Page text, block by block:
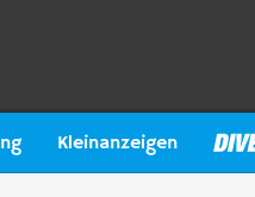
Kleinanzeigen